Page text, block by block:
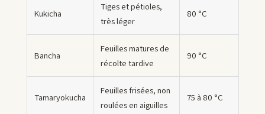
Kukicha
Tiges et pétioles,
très léger
80 °C
Bancha
Feuilles matures de
récolte tardive
90 °C
Tamaryokucha
Feuilles frisées, non
roulées en aiguilles
75 à 80 °C